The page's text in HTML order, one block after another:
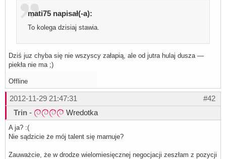
mati75 napisał(-a):
To kolega dzisiaj stawia.
Dziś juz chyba się nie wszyscy załapią, ale od jutra hulaj dusza —
piekła nie ma ;)
Offline
#42
2012-11-29 21:47:31
Trin - Wredotka
A ja? :(
Nie sądzicie że mój talent się marnuje?
Zauważcie, że w drodze wielomiesięcznej negocjacji zeszłam z pozycji